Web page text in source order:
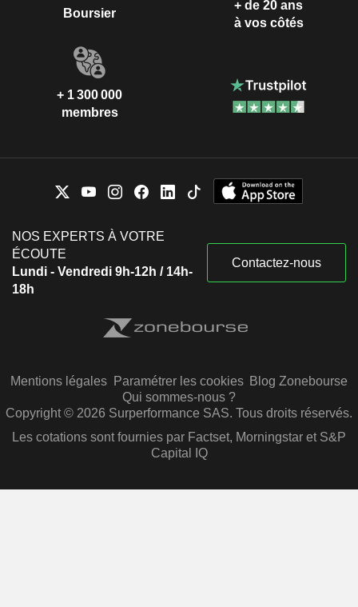
Boursier
+ de 20 ans
à vos côtés
+ 1 300 000
membres
NOS EXPERTS À VOTRE
ÉCOUTE
Lundi - Vendredi 9h-12h / 14h-
18h
Contactez-nous
Mentions légales Paramétrer les cookies Blog Zonebourse
Qui sommes-nous ?
Copyright © 2026 Surperformance SAS. Tous droits réservés.
Les cotations sont fournies par Factset, Morningstar et S&P
Capital IQ